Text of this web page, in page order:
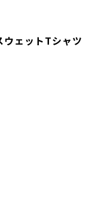
ェットTシャツ